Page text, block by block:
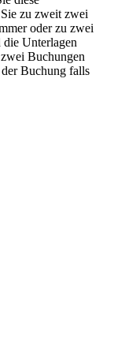
zu zweit zwei
oder zu zwei
Unterlagen
Buchungen
Buchung falls